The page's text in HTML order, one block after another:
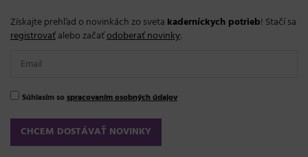
Získajte prehľad o novinkách zo sveta kaderníckych potrieb! Stačí sa
registrovaťalebo začaťodoberať novinky:
Súhlasím so spracovaním osobných údajov